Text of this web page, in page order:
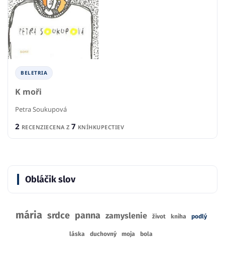
BELETRIA
K moři
Petra Soukupová
2 RECENZIECENA Z 7 KNÍHKUPECTIEV
Obláčik slov
mária srdce panna zamyslenie život kniha podlý
láska duchovný moja bola